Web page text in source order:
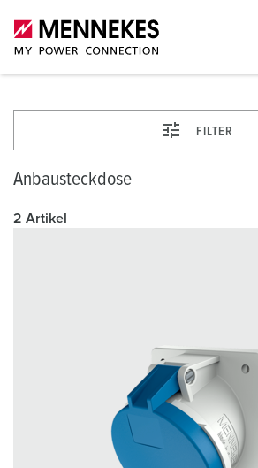
FILTER
Anbausteckdose
2 Artikel